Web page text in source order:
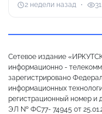
2 недели назад 31
Сетевое издание
информационно -
зарегистрировано
информационных
регистрационный номер и
ЭЛ № ФС77- 74945 от